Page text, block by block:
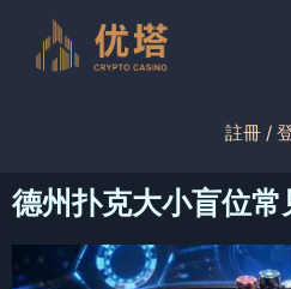
註冊 /
德州扑克大小盲位常